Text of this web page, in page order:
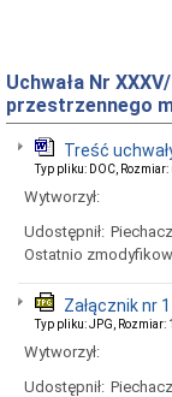
Uchwała Nr
przestrzennego
Treść
Typ pliku: DOC, Rozmiar:
Wytworzył:
Udostępnił:
Ostatnio
Załącznik nr 1
Typ pliku: JPG, Rozmiar:
Wytworzył:
Udostępnił: